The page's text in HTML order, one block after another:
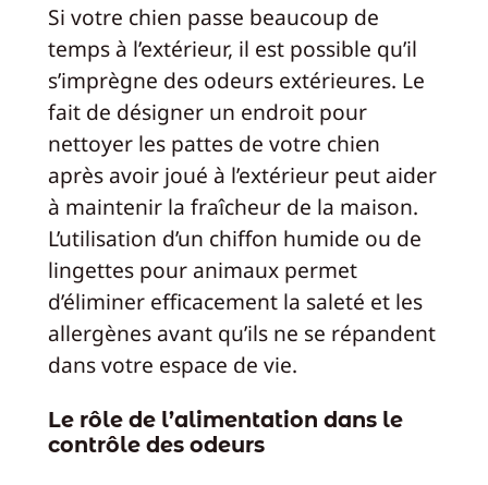
Si votre chien passe beaucoup de
temps à l’extérieur, il est possible qu’il
s’imprègne des odeurs extérieures. Le
fait de désigner un endroit pour
nettoyer les pattes de votre chien
après avoir joué à l’extérieur peut aider
à maintenir la fraîcheur de la maison.
L’utilisation d’un chiffon humide ou de
lingettes pour animaux permet
d’éliminer efficacement la saleté et les
allergènes avant qu’ils ne se répandent
dans votre espace de vie.
Le rôle de l’alimentation dans le
contrôle des odeurs